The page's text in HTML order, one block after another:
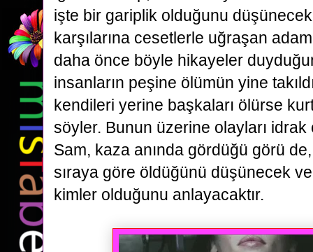
işte bir gariplik olduğunu
karşılarına cesetlerle uğraşan
daha önce böyle hikayeler
insanların peşine ölümün yine
kendileri yerine başkaları ölürse
söyler. Bunun üzerine olayları
Sam, kaza anında gördüğü görü
sıraya göre öldüğünü düşünecek
kimler olduğunu anlayacaktır.